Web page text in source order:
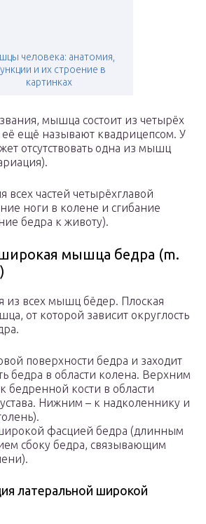
человека: анатомия,
и их строение в
картинках
мышца состоит из четырёх
её ещё называют квадрицепсом. У
отсутствовать одна из мышц
всех частей четырёхглавой
ноги в колене и сгибание
бедра к животу).
мышца бедра (m.
из всех мышц бёдер. Плоская
от которой зависит округлость
поверхности бедра и заходит
бедра в области колена. Верхним
бедренной кости в области
Нижним – к надколеннику и
фасцией бедра (длинным
сбоку бедра, связывающим
латеральной широкой